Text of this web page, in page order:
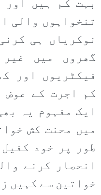
تنخواہوں والی
نوکریاں ہی
گھروں میں
فیکٹریوں اور
کم اجرت کے عوض
ایک مفہوم یہ
میں محنت کش
طور پر خود
انحصار کرنے
خواتین سے کہیں